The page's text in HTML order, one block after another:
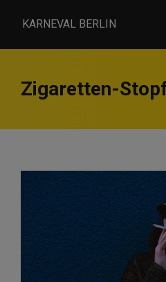
KARNEVAL BERLIN
Zigaretten-